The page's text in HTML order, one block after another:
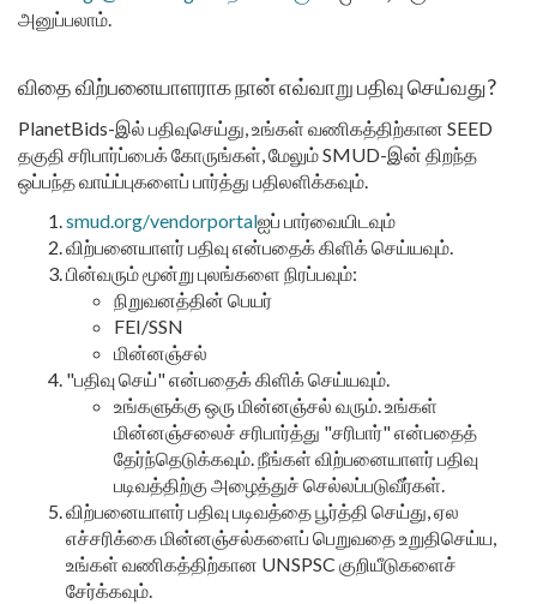
அனுப்பலாம்.
விதை விற்பனையாளராக நான் எவ்வாறு பதிவு செய்வது?
PlanetBids-இல் பதிவுசெய்து, உங்கள் வணிகத்திற்கான SEED
தகுதி சரிபார்ப்பைக் கோருங்கள், மேலும் SMUD-இன் திறந்த
ஒப்பந்த வாய்ப்புகளைப் பார்த்து பதிலளிக்கவும்.
smud.org/vendorportalஐப் பார்வையிடவும்
விற்பனையாளர் பதிவு என்பதைக் கிளிக் செய்யவும்.
பின்வரும் மூன்று புலங்களை நிரப்பவும்:
நிறுவனத்தின் பெயர்
FEI/SSN
மின்னஞ்சல்
"பதிவு செய்" என்பதைக் கிளிக் செய்யவும்.
உங்களுக்கு ஒரு மின்னஞ்சல் வரும். உங்கள்
மின்னஞ்சலைச் சரிபார்த்து "சரிபார்" என்பதைத்
தேர்ந்தெடுக்கவும். நீங்கள் விற்பனையாளர் பதிவு
படிவத்திற்கு அழைத்துச் செல்லப்படுவீர்கள்.
விற்பனையாளர் பதிவு படிவத்தை பூர்த்தி செய்து, ஏல
எச்சரிக்கை மின்னஞ்சல்களைப் பெறுவதை உறுதிசெய்ய,
உங்கள் வணிகத்திற்கான UNSPSC குறியீடுகளைச்
சேர்க்கவும்.